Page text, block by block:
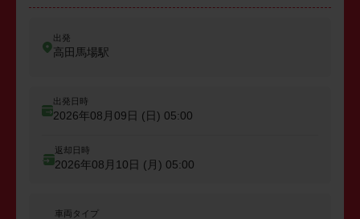
出発
高田馬場駅
出発日時
2026年08月09日 (日) 05:00
返却日時
2026年08月10日 (月) 05:00
車両タイプ